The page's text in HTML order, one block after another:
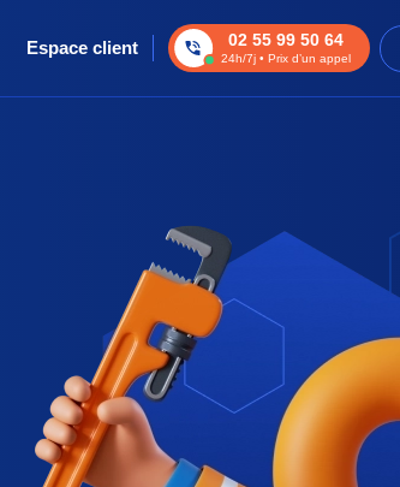
Espace client 02 55 99 50 64
24h/7j • Prix d’un appel